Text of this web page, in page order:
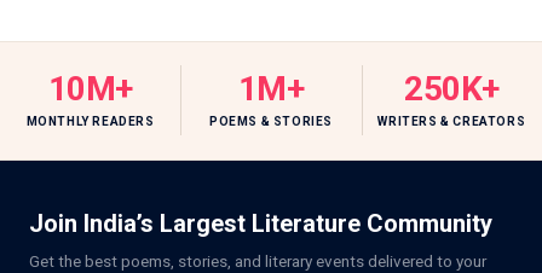
10M+
MONTHLY READERS
1M+
POEMS & STORIES
250K+
WRITERS & CREATORS
Join India’s Largest Literature Community
Get the best poems, stories, and literary events delivered to your